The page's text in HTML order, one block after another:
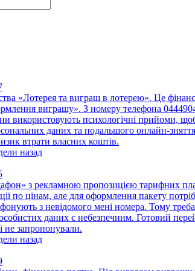
«Лотерея та виграш в лотерею». Це
виграшу». З номеру телефона
використовують психологічні прийоми,
даних та подальшого онлайн-
втрати власних коштів.
назад
з рекламною пропозицією тарифних
по цінам, але для оформлення пакету
з невідомого мені номера. Тому
даних є небезпечним. Готовий
не запропонували.
назад